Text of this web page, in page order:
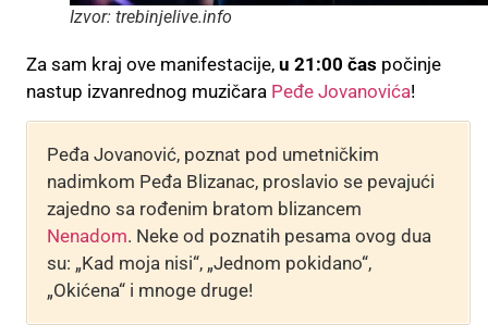
Izvor: trebinjelive.info
Za sam kraj ove manifestacije, u 21:00 čas počinje
nastup izvanrednog muzičara Peđe Jovanovića!
Peđa Jovanović, poznat pod umetničkim
nadimkom Peđa Blizanac, proslavio se pevajući
zajedno sa rođenim bratom blizancem
Nenadom. Neke od poznatih pesama ovog dua
su: „Kad moja nisi“, „Jednom pokidano“,
„Okićena“ i mnoge druge!